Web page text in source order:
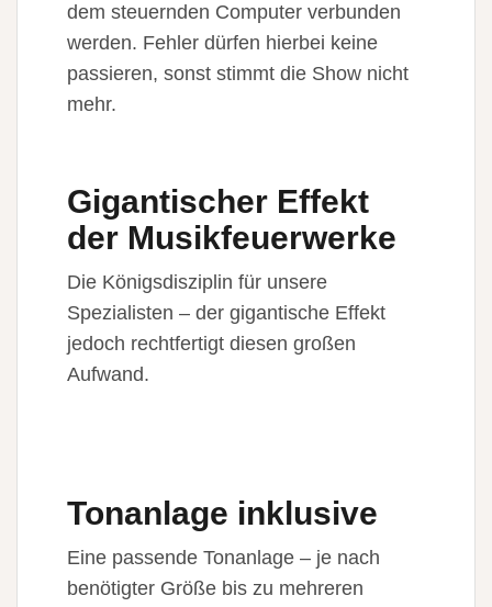
dem steuernden Computer verbunden
werden. Fehler dürfen hierbei keine
passieren, sonst stimmt die Show nicht
mehr.
Gigantischer Effekt
der Musikfeuerwerke
Die Königsdisziplin für unsere
Spezialisten – der gigantische Effekt
jedoch rechtfertigt diesen großen
Aufwand.
Tonanlage inklusive
Eine passende Tonanlage – je nach
benötigter Größe bis zu mehreren